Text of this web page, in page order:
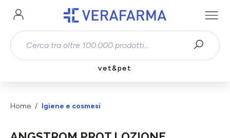
Passa al contenuto principale
vet&pet
Home Igiene e cosmesi